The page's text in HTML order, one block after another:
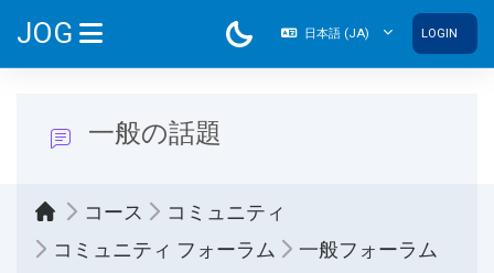
JOG 日本語 ‎(JA)‎ LOGIN
一般の話題
コース
コミュニティ
コミュニティ フォーラム
一般フォーラム